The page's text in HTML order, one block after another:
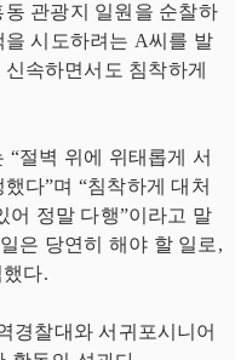
관광지 일원을 순찰하
시도하려는 A씨를 발
속하면서도 침착하게
절벽 위에 위태롭게 서
다”며 “침착하게 대처
어 정말 다행”이라고 말
은 당연히 해야 할 일로,
다.
경찰대와 서귀포시니어